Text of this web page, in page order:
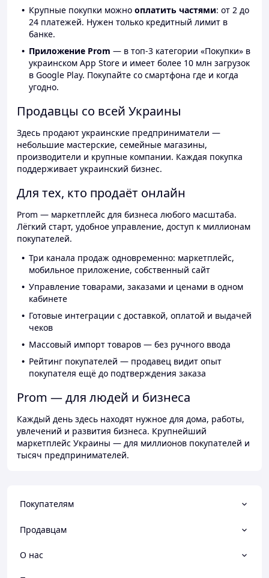
Крупные покупки можно оплатить частями: от 2 до
24 платежей. Нужен только кредитный лимит в
банке.
Приложение Prom — в топ-3 категории «Покупки» в
украинском App Store и имеет более 10 млн загрузок
в Google Play. Покупайте со смартфона где и когда
угодно.
Продавцы со всей Украины
Здесь продают украинские предприниматели —
небольшие мастерские, семейные магазины,
производители и крупные компании. Каждая покупка
поддерживает украинский бизнес.
Для тех, кто продаёт онлайн
Prom — маркетплейс для бизнеса любого масштаба.
Лёгкий старт, удобное управление, доступ к миллионам
покупателей.
Три канала продаж одновременно: маркетплейс,
мобильное приложение, собственный сайт
Управление товарами, заказами и ценами в одном
кабинете
Готовые интеграции с доставкой, оплатой и выдачей
чеков
Массовый импорт товаров — без ручного ввода
Рейтинг покупателей — продавец видит опыт
покупателя ещё до подтверждения заказа
Prom — для людей и бизнеса
Каждый день здесь находят нужное для дома, работы,
увлечений и развития бизнеса. Крупнейший
маркетплейс Украины — для миллионов покупателей и
тысяч предпринимателей.
Покупателям
Продавцам
О нас